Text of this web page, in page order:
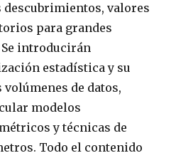
descubrimientos, valores
para grandes
Se introducirán
estadística y su
de datos,
modelos
y técnicas de
Todo el contenido